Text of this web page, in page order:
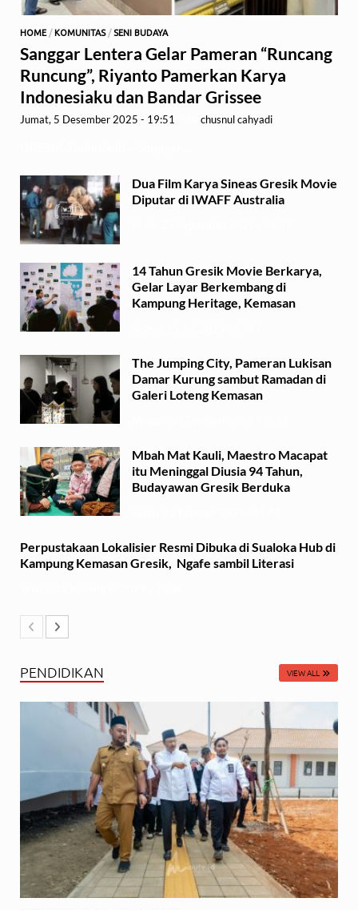
HOME / KOMUNITAS/ SENI BUDAYA
Sanggar Lentera Gelar Pameran “Runcang
Runcung”, Riyanto Pamerkan Karya
Indonesiaku dan Bandar Grissee
Jumat, 5 Desember 2025 - 19:51 chusnul cahyadi
Dua Film Karya Sineas Gresik Movie
Diputar di IWAFF Australia
14 Tahun Gresik Movie Berkarya,
Gelar Layar Berkembang di
Kampung Heritage, Kemasan
The Jumping City, Pameran Lukisan
Damar Kurung sambut Ramadan di
Galeri Loteng Kemasan
Mbah Mat Kauli, Maestro Macapat
itu Meninggal Diusia 94 Tahun,
Budayawan Gresik Berduka
Perpustakaan Lokalisier Resmi Dibuka di Sualoka Hub di
Kampung Kemasan Gresik, Ngafe sambil Literasi
PENDIDIKAN VIEW ALL